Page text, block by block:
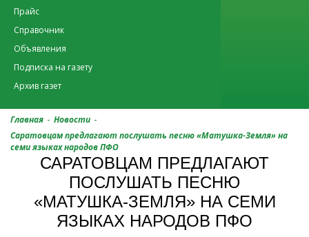
Прайс
Справочник
Объявления
Подписка на газету
Архив газет
Главная - Новости -
Саратовцам предлагают послушать песню «Матушка-Земля» на
семи языках народов ПФО
САРАТОВЦАМ ПРЕДЛАГАЮТ
ПОСЛУШАТЬ ПЕСНЮ
«МАТУШКА-ЗЕМЛЯ» НА СЕМИ
ЯЗЫКАХ НАРОДОВ ПФО